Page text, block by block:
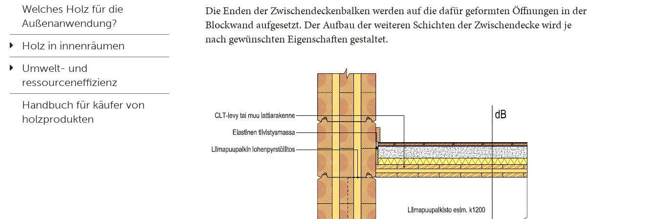
Welches Holz für die
Außenanwendung?
Holz in innenräumen
Umwelt- und
ressourceneffizienz
Handbuch für käufer von
holzprodukten
Die Enden der Zwischendeckenbalken werden auf die dafür geform­ten Öffnungen in der
Blockwand aufgesetzt. Der Aufbau der weiteren Schichten der Zwischendecke wird je
nach gewünschten Eigenschaften gestaltet.